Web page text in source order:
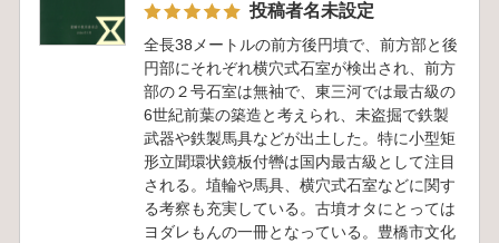
投稿者名未設定
全長38メートルの前方後円墳で、前方部と後
円部にそれぞれ横穴式石室が検出され、前方
部の２号石室は無袖で、東三河では最古級の
6世紀前葉の築造と考えられ、未盗掘で鉄製
武器や鉄製馬具などが出土した。特に小型矩
形立聞環状鏡板付轡は国内最古級として注目
される。埴輪や馬具、横穴式石室などに関す
る考察も充実している。古墳オタにとっては
ヨダレもんの一冊となっている。豊橋市文化